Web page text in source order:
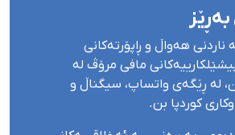
ناردنی هەواڵ و ڕاپۆرتەکانی
مافی مرۆڤ لە
لە ڕێگەی واتساپ، سیگناڵ و
کوردپا بن.